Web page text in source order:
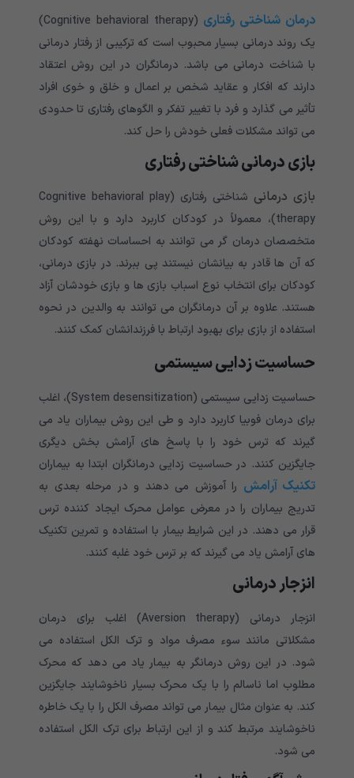
درمان شناختی رفتاری
(Cognitive behavioral therapy)
یک روند درمانی بسیار محبوب است که ترکیبی از رفتار درمانی
با شناخت درمانی می باشد. درمانگران در این روش اعتقاد
دارند که افکار و عقاید شخص بر اعمال و خلق و خوی افراد
تأثیر می گذارد و فرد با تغییر تفکر و الگوهای رفتاری تا حدودی
می تواند مشکلات فعلی خودش را حل کند.
بازی درمانی شناختی رفتاری
بازی درمانی
شناختی رفتاری (Cognitive behavioral play
therapy)، معمولاً در کودکان کاربرد دارد و با این روش
متخصصان درمان گر می توانند به احساسات نهفته کودکان
که آن ها قادر به بیانشان نیستند پی ببرند. در بازی درمانی،
کودکان برای انتخاب نوع اسباب بازی ها و بازی خودشان آزاد
هستند. علاوه بر آن درمانگران می توانند به والدین در نحوه
استفاده از بازی برای بهبود ارتباط با فرزندانشان کمک کنند.
حساسیت زدایی سیستمی
حساسیت زدایی سیستمی (System desensitization)، اغلب
برای درمان فوبیا کاربرد دارد و طی این روش بیماران یاد می
گیرند که ترس خود را با پاسخ های آرامش بخش دیگری
جایگزین کنند. در حساسیت زدایی درمانگران ابتدا به بیماران
تکنیک آرامش را آموزش می دهند و در مرحله بعدی به
تدریج بیماران را در معرض عوامل محرک ایجاد کننده ترس
قرار می دهند. در این شرایط بیمار با استفاده و تمرین تکنیک
های آرامش یاد می گیرند که بر ترس خود غلبه کنند.
انزجار درمانی
انزجار درمانی (Aversion therapy) اغلب برای درمان
مشکلاتی مانند سوء مصرف مواد و ترک الکل استفاده می
شود. در این روش درمانگر به بیمار یاد می دهد که محرک
مطلوب اما ناسالم را با یک محرک بسیار ناخوشایند جایگزین
کند. به عنوان مثال بیمار می تواند مصرف الکل را با یک خاطره
ناخوشایند مرتبط کند و از این ارتباط برای ترک الکل استفاده
می شود.